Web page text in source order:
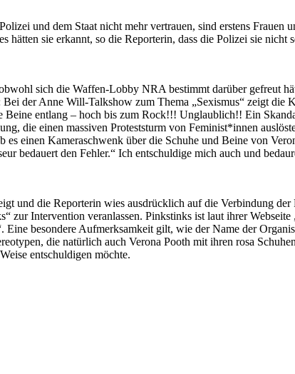
und dem Staat nicht mehr vertrauen, sind erstens Frauen
sie erkannt, so die Reporterin, dass die Polizei sie nicht
sich die Waffen-Lobby NRA bestimmt darüber gefreut
der Anne Will-Talkshow zum Thema „Sexismus“ zeigt die
entlang – hoch bis zum Rock!!! Unglaublich!! Ein
die einen massiven Proteststurm von Feminist*innen
einen Kameraschwenk über die Schuhe und Beine von
bedauert den Fehler.“ Ich entschuldige mich auch und
und die Reporterin wies ausdrücklich auf die Verbindung der
Intervention veranlassen. Pinkstinks ist laut ihrer Webseite
besondere Aufmerksamkeit gilt, wie der Name der
die natürlich auch Verona Pooth mit ihren rosa
entschuldigen möchte.